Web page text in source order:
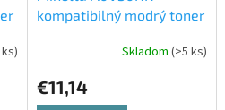
kompatibilný modrý toner
Skladom (>5 ks)
€11,14